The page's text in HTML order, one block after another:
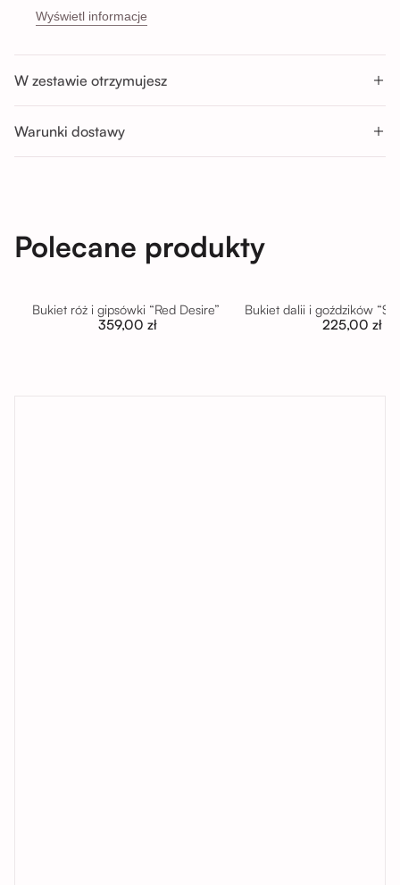
Sikorskiego 5H, 53-659 Wrocław
Godziny odbioru:
Pon-Sob : 11:00 - 14:00; 14:00 - 17:00; 17:00 - 20:00
Nd : 11:00 - 14:00; 14:00 - 17:00
Wyświetl informacje
W zestawie otrzymujesz
Warunki dostawy
Polecane produkty
Bukiet róż i gipsówki “Red Desire”
359,00 zł
Bukiet dalii i goździków
225,00 zł